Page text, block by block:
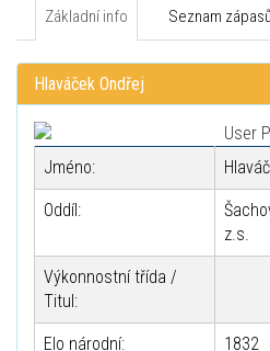
Základní info Seznam
Hlaváček Ondřej
Jméno:
Oddíl:
z.s.
Výkonnostní třída /
Titul:
Elo národní: 1832